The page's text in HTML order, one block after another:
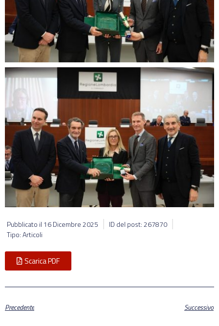
Pubblicato il 16 Dicembre 2025
ID del post: 267870
Tipo: Articoli
Scarica PDF
Precedente Successivo